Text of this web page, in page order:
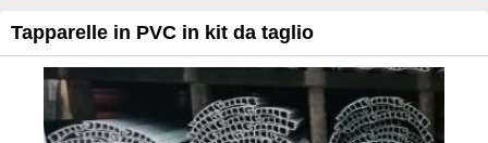
Tapparelle in PVC in kit da taglio